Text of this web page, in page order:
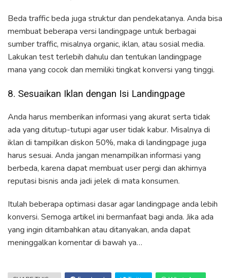
Beda traffic beda juga struktur dan pendekatanya. Anda bisa
membuat beberapa versi landingpage untuk berbagai
sumber traffic, misalnya organic, iklan, atau sosial media.
Lakukan test terlebih dahulu dan tentukan landingpage
mana yang cocok dan memiliki tingkat konversi yang tinggi.
8. Sesuaikan Iklan dengan Isi Landingpage
Anda harus memberikan informasi yang akurat serta tidak
ada yang ditutup-tutupi agar user tidak kabur. Misalnya di
iklan di tampilkan diskon 50%, maka di landingpage juga
harus sesuai. Anda jangan menampilkan informasi yang
berbeda, karena dapat membuat user pergi dan akhirnya
reputasi bisnis anda jadi jelek di mata konsumen.
Itulah beberapa optimasi dasar agar landingpage anda lebih
konversi. Semoga artikel ini bermanfaat bagi anda. Jika ada
yang ingin ditambahkan atau ditanyakan, anda dapat
meninggalkan komentar di bawah ya…